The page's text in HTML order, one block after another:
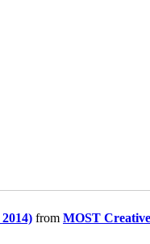
from MOST